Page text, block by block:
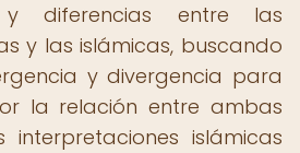
y diferencias entre las
y las islámicas, buscando
y divergencia para
la relación entre ambas
interpretaciones islámicas